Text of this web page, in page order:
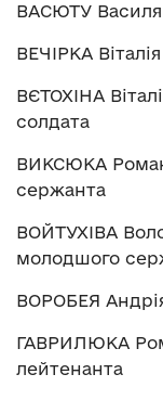
ВАСЮТУ Василя
ВЕЧІРКА
ВЄТОХІНА
солдата
ВИКСЮКА
сержанта
ВОЙТУХІВА
молодшого
ВОРОБЕЯ
ГАВРИЛЮКА
лейтенанта